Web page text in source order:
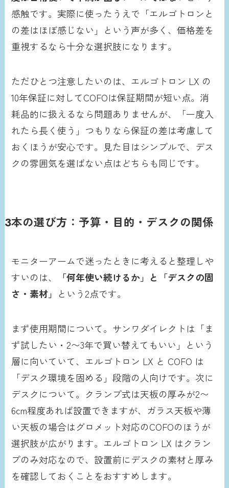
感触です。実際に使ったうえで「エルゴトロンと
の差はほぼ感じない」という声が多く、価格差を
重視するなら十分な選択肢になります。
ただひとつ注意したいのは、エルゴトロン LX の
10年保証に対してCOFOは保証期間が短い点。消
耗品的に扱えるなら問題ありませんが、「一度入
れたら長く使う」つもりなら保証の差は考慮して
おくほうが安心です。見た目はシンプルで、デス
クの雰囲気を選ばない点はどちらも同じです。
3本の選び方：予算・目的・デスクの関係
モニターアームで迷ったときに考えると整理しや
すいのは、
「何年使い続けるか」と「デスクの固
さ・素材」 という2点です。
まず使用期間について。サンワダイレクトは「ま
ず試したい・2〜3年で買い替えてもいい」という
層に向いていて、エルゴトロン LX と COFO は
「デスク環境を固める」段階の人向けです。次に
デスクについて。クランプ式は天板の厚みが2〜
6cm程度あれば設置できますが、ガラス天板や薄
い天板の場合はグロメット対応のCOFOのほうが
選択肢が広がります。エルゴトロン LX はクラン
プのみ対応なので、設置前にデスクの素材と厚み
を確認しておくことをおすすめします。